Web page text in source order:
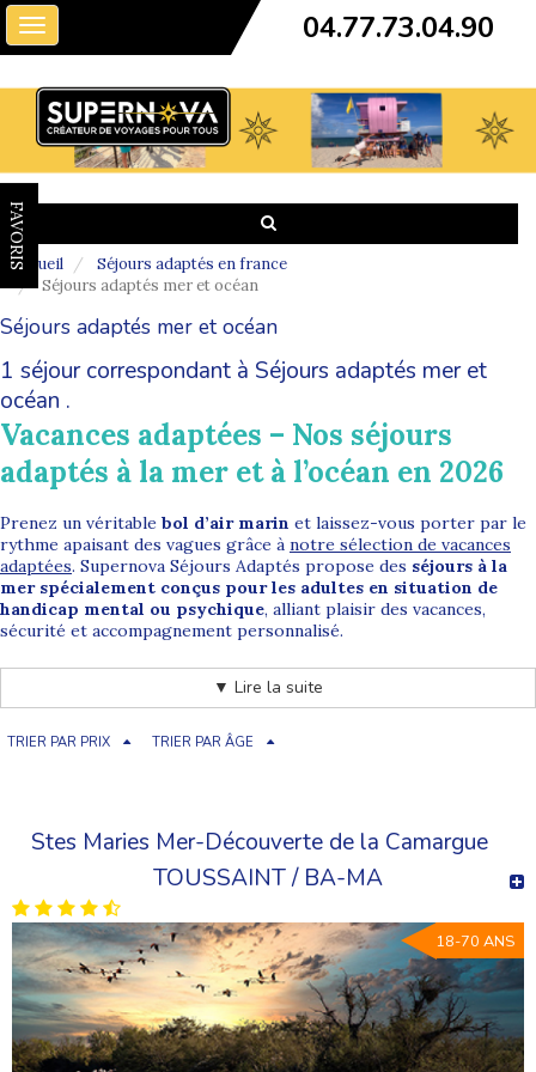
Toggle
navigation
04.77.73.04.90
FAVORIS
Accueil
Séjours adaptés en france
Séjours adaptés mer et océan
Séjours adaptés mer et océan
1 séjour correspondant à Séjours adaptés mer et
océan .
Vacances adaptées – Nos séjours
adaptés à la mer et à l’océan en 2026
Prenez un véritable bol d’air marin et laissez-vous porter par le
rythme apaisant des vagues grâce à notre sélection de vacances
adaptées. Supernova Séjours Adaptés propose des séjours à la
mer spécialement conçus pour les adultes en situation de
handicap mental ou psychique, alliant plaisir des vacances,
sécurité et accompagnement personnalisé.
séjours adaptés en France, profitez du soleil, des
sur les côtes de l’Atlantique ou de la Méditerranée, nos
Découvrez notre offre de séjours adaptés à
la mer et à l’océan
En complément de nosséjours adaptés à la montagne , Supernova
vous invite à vivre desvacances reposantes et conviviales en
bord de mer. Nos destinations sont soigneusement sélectionnées
dans des stations balnéaires accessibles, partout en France, afin de
garantir un cadre agréable et sécurisant.
▼ Lire la suite
TRIER PAR PRIX TRIER PAR ÂGE
Stes Maries Mer-Découverte de la Camargue
TOUSSAINT / BA-MA
18-70 ANS